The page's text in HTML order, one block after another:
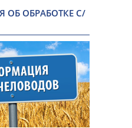
ОБ ОБРАБОТКЕ С/